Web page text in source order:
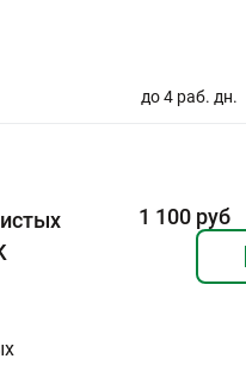
до 4 раб. дн.
1 100 руб